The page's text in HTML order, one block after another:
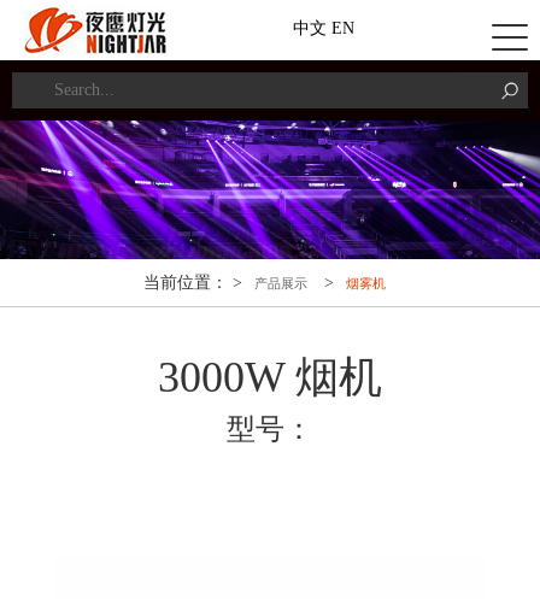
中文 EN
当前位置： > 产品展示 > 烟雾机
3000W 烟机
型号：